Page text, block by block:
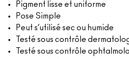
Pigment lisse et uniforme
Pose Simple
Peut s’utilisé sec ou humide
Testé sous contrôle
Testé sous contrôle